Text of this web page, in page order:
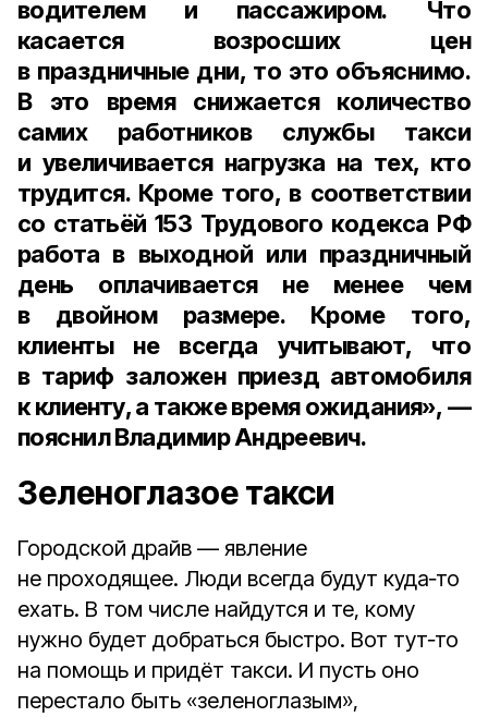
водителем и пассажиром. Что
касается возросших цен
в праздничные дни, то это объяснимо.
В это время снижается количество
самих работников службы такси
и увеличивается нагрузка на тех, кто
трудится. Кроме того, в соответствии
со статьёй 153 Трудового кодекса РФ
работа в выходной или праздничный
день оплачивается не менее чем
в двойном размере. Кроме того,
клиенты не всегда учитывают, что
в тариф заложен приезд автомобиля
к клиенту, а также время ожидания», —
пояснил Владимир Андреевич.
Зеленоглазое такси
Городской драйв — явление
не проходящее. Люди всегда будут куда‑то
ехать. В том числе найдутся и те, кому
нужно будет добраться быстро. Вот тут‑то
на помощь и придёт такси. И пусть оно
перестало быть «зеленоглазым»,